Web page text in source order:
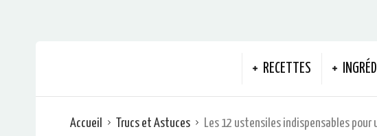
RECETTES
Accueil Trucs et Astuces Les 12 ustensiles indispensables